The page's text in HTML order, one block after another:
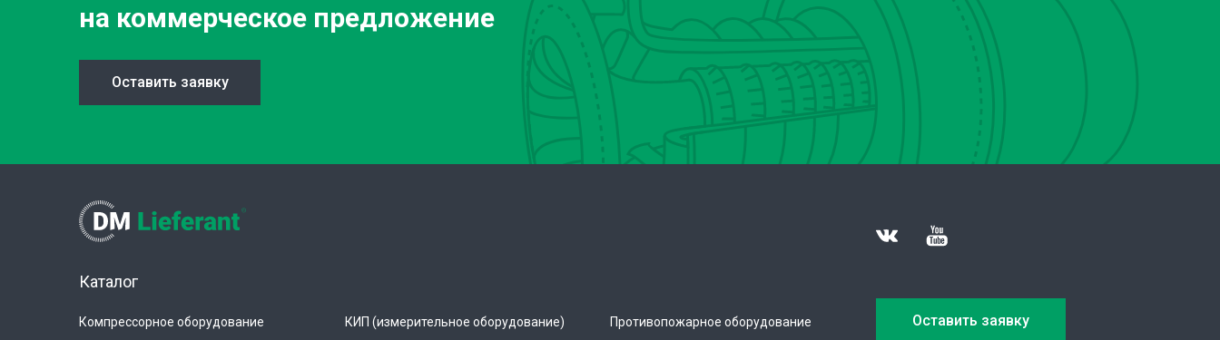
на коммерческое предложение
Оставить заявку
Каталог
Компрессорное оборудование
КИП (измерительное оборудование)
Противопожарное оборудование
Оставить заявку